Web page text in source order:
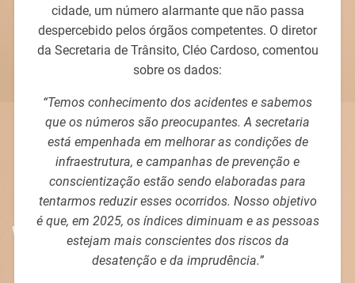
cidade, um número alarmante que não passa
despercebido pelos órgãos competentes. O diretor
da Secretaria de Trânsito, Cléo Cardoso, comentou
sobre os dados:
“Temos conhecimento dos acidentes e sabemos
que os números são preocupantes. A secretaria
está empenhada em melhorar as condições de
infraestrutura, e campanhas de prevenção e
conscientização estão sendo elaboradas para
tentarmos reduzir esses ocorridos. Nosso objetivo
é que, em 2025, os índices diminuam e as pessoas
estejam mais conscientes dos riscos da
desatenção e da imprudência.”